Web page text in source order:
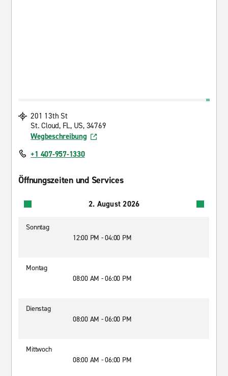
201 13th St
St. Cloud, FL, US, 34769
Wegbeschreibung
+1 407-957-1330
Öffnungszeiten und Services
2. August 2026
Sonntag
12:00 PM - 04:00 PM
Montag
08:00 AM - 06:00 PM
Dienstag
08:00 AM - 06:00 PM
Mittwoch
08:00 AM - 06:00 PM